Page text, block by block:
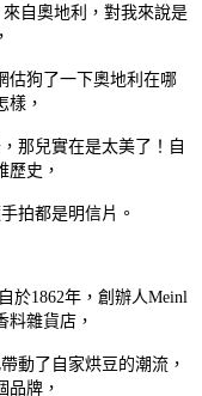
自奧地利，對我來說是
估狗了一下奧地利在哪
樣，
那兒實在是太美了！自
歷史，
拍都是明信片。
於1862年，創辦人Meinl
料雜貨店，
動了自家烘豆的潮流，
品牌，